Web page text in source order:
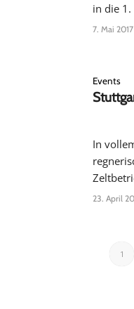
in die
7. Mai 2017
Events
In
23. April
1